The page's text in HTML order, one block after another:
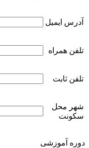
آدرس ایمیل
تلفن همراه
تلفن ثابت
شهر محل
سکونت
دوره آموزشی